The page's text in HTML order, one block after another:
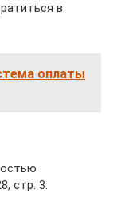
в
оплаты
стр. 3.